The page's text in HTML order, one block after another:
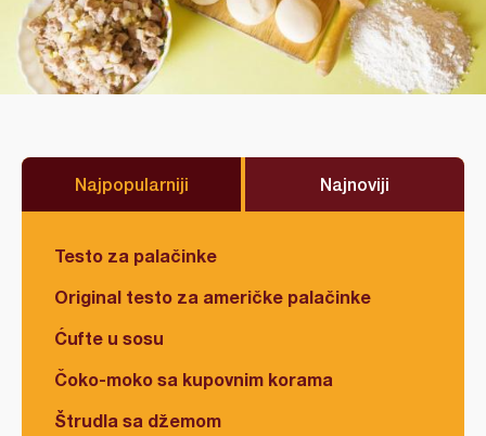
Najpopularniji Najnoviji
Testo za palačinke
Original testo za američke palačinke
Ćufte u sosu
Čoko-moko sa kupovnim korama
Štrudla sa džemom